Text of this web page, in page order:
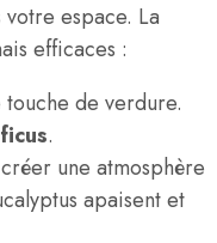
votre espace. La
efficaces :
de verdure.
ficus.
une atmosphère
apaisent et